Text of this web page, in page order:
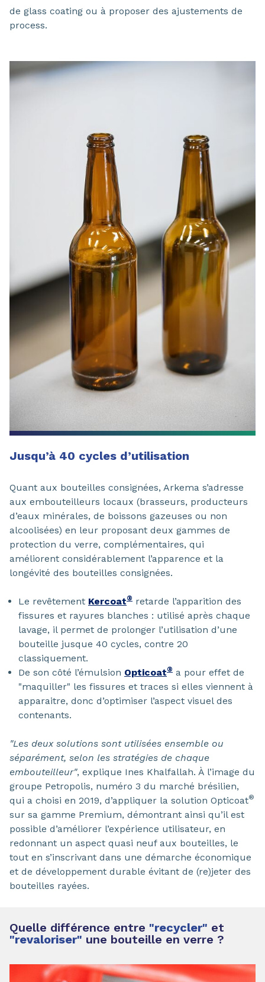
de glass coating ou à proposer des ajustements de
process.
Jusqu’à 40 cycles d’utilisation
Quant aux bouteilles consignées, Arkema s’adresse
aux embouteilleurs locaux (brasseurs, producteurs
d’eaux minérales, de boissons gazeuses ou non
alcoolisées) en leur proposant deux gammes de
protection du verre, complémentaires, qui
améliorent considérablement l’apparence et la
longévité des bouteilles consignées.
Le revêtement Kercoat® retarde l’apparition des
fissures et rayures blanches : utilisé après chaque
lavage, il permet de prolonger l’utilisation d’une
bouteille jusque 40 cycles, contre 20
classiquement.
De son côté l’émulsion Opticoat® a pour effet de
"maquiller" les fissures et traces si elles viennent à
apparaitre, donc d’optimiser l’aspect visuel des
contenants.
"Les deux solutions sont utilisées ensemble ou
séparément, selon les stratégies de chaque
embouteilleur", explique Ines Khalfallah. À l’image du
groupe Petropolis, numéro 3 du marché brésilien,
qui a choisi en 2019, d’appliquer la solution Opticoat®
sur sa gamme Premium, démontrant ainsi qu’il est
possible d’améliorer l’expérience utilisateur, en
redonnant un aspect quasi neuf aux bouteilles, le
tout en s’inscrivant dans une démarche économique
et de développement durable évitant de (re)jeter des
bouteilles rayées.
Quelle différence entre "recycler" et
"revaloriser" une bouteille en verre ?